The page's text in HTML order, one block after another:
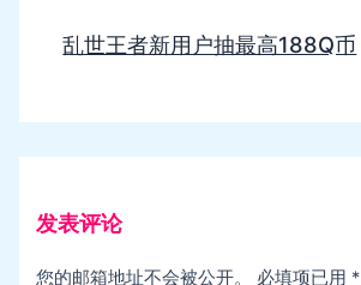
乱世王者新用户抽最高188Q币
发表评论
您的邮箱地址不会被公开。 必填项已用 *